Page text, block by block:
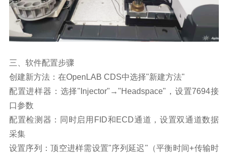
三、软件配置步骤
创建新方法：在OpenLAB CDS中选择"新建方法"
配置进样器：选择"Injector"→"Headspace"，设置7694接
口参数
配置检测器：同时启用FID和ECD通道，设置双通道数据
采集
设置序列：顶空进样需设置"序列延迟"（平衡时间+传输时